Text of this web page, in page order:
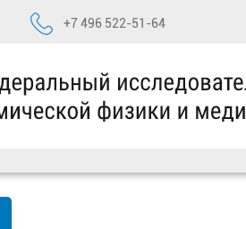
+7 496 522-51-64